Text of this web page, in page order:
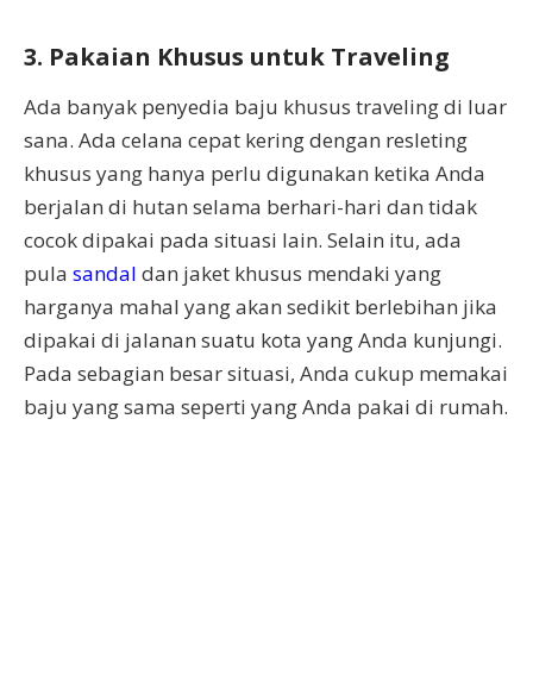
3. Pakaian Khusus untuk Traveling
Ada banyak penyedia baju khusus traveling di luar
sana. Ada celana cepat kering dengan resleting
khusus yang hanya perlu digunakan ketika Anda
berjalan di hutan selama berhari-hari dan tidak
cocok dipakai pada situasi lain. Selain itu, ada
pula sandal dan jaket khusus mendaki yang
harganya mahal yang akan sedikit berlebihan jika
dipakai di jalanan suatu kota yang Anda kunjungi.
Pada sebagian besar situasi, Anda cukup memakai
baju yang sama seperti yang Anda pakai di rumah.